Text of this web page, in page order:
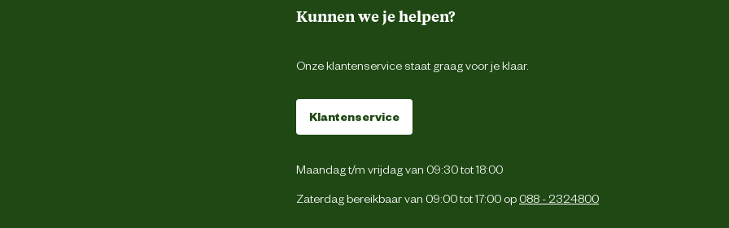
Kunnen we je helpen?
Onze klantenservice staat graag voor je klaar.
Klantenservice
Maandag t/m vrijdag van 09:30 tot 18:00
Zaterdag bereikbaar van 09:00 tot 17:00 op 088 - 2324800